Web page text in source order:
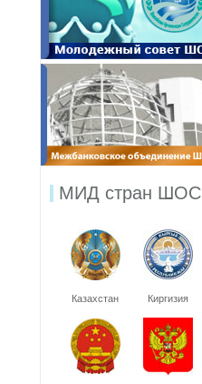
МИД стран ШОС
Казахстан Киргизия